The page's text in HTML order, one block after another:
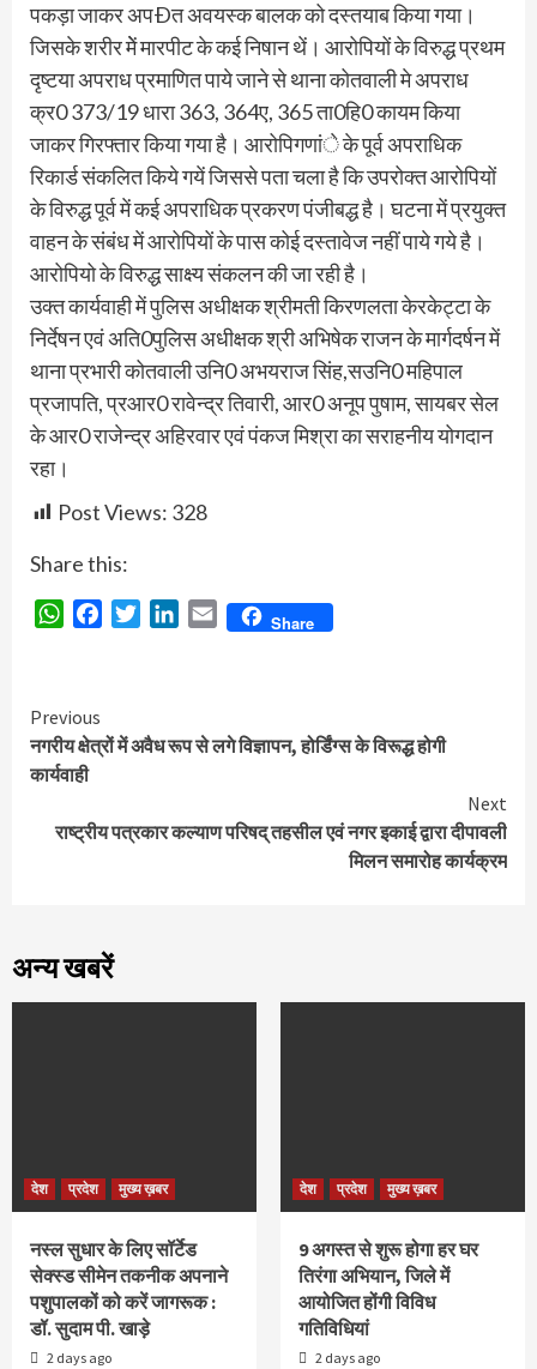
पकड़ा जाकर अपÐत अवयस्क बालक को दस्तयाब किया गया।
जिसके शरीर मेें मारपीट के कई निषान थें। आरोपियों के विरुद्ध प्रथम
दृष्टया अपराध प्रमाणित पाये जाने से थाना कोतवाली मे अपराध
क्र0 373/19 धारा 363, 364ए, 365 ता0हि0 कायम किया
जाकर गिरफ्तार किया गया है। आरोपिगणांे के पूर्व अपराधिक
रिकार्ड संकलित किये गयें जिससे पता चला है कि उपरोक्त आरोपियों
के विरुद्ध पूर्व में कई अपराधिक प्रकरण पंजीबद्ध है। घटना में प्रयुक्त
वाहन के संबंध में आरोपियों के पास कोई दस्तावेज नहीं पाये गये है।
आरोपियो के विरुद्ध साक्ष्य संकलन की जा रही है।
उक्त कार्यवाही में पुलिस अधीक्षक श्रीमती किरणलता केरकेट्टा के
निर्देषन एवं अति0पुलिस अधीक्षक श्री अभिषेक राजन के मार्गदर्षन में
थाना प्रभारी कोतवाली उनि0 अभयराज सिंह,सउनि0 महिपाल
प्रजापति, प्रआर0 रावेन्द्र तिवारी, आर0 अनूप पुषाम, सायबर सेल
के आर0 राजेन्द्र अहिरवार एवं पंकज मिश्रा का सराहनीय योगदान
रहा।
Post Views: 328
Share this:
WhatsAppFacebookTwitterLinkedIn
Email Share
Continue
Reading
Previous
नगरीय क्षेत्रों में अवैध रूप से लगे विज्ञापन, होर्डिंग्स के विरूद्ध होगी
कार्यवाही
Next
राष्ट्रीय पत्रकार कल्याण परिषद् तहसील एवं नगर इकाई द्वारा दीपावली
मिलन समारोह कार्यक्रम
अन्य खबरें
देश प्रदेश मुख्य ख़बर
नस्ल सुधार के लिए सॉर्टेड
सेक्स्ड सीमेन तकनीक अपनाने
पशुपालकों को करें जागरूक :
डॉ. सुदाम पी. खाड़े
2 days ago
देश प्रदेश मुख्य ख़बर
9 अगस्‍त से शुरू होगा हर घर
तिरंगा अभियान, जिले में
आयोजित होंगी विविध
गतिविधियां
2 days ago